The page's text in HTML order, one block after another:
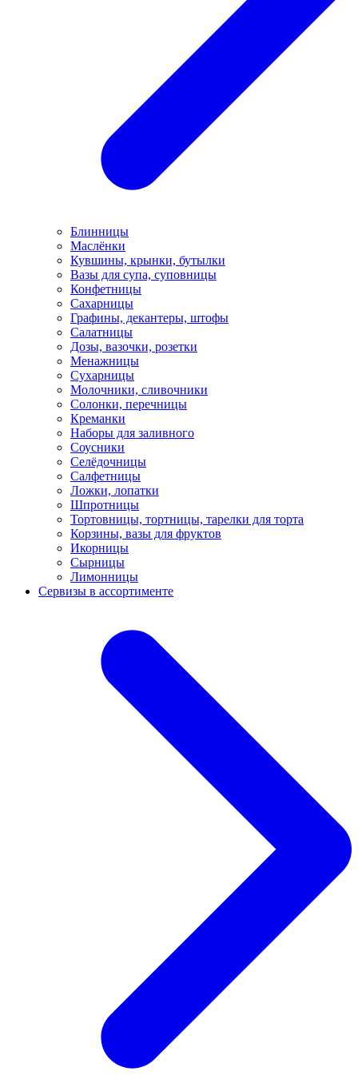
Блинницы
Маслёнки
Кувшины, крынки, бутылки
Вазы для супа, суповницы
Конфетницы
Сахарницы
Графины, декантеры, штофы
Салатницы
Дозы, вазочки, розетки
Менажницы
Сухарницы
Молочники, сливочники
Солонки, перечницы
Креманки
Наборы для заливного
Соусники
Селёдочницы
Салфетницы
Ложки, лопатки
Шпротницы
Тортовницы, тортницы, тарелки для торта
Корзины, вазы для фруктов
Икорницы
Сырницы
Лимонницы
Сервизы в ассортименте